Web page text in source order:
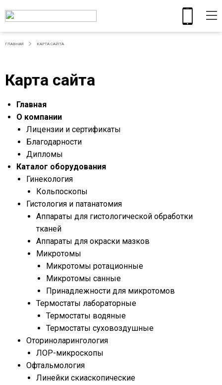
ГЛАВНАЯ КАРТА САЙТА
Карта сайта
Главная
О компании
Лицензии и сертификаты
Благодарности
Дипломы
Каталог оборудования
Гинекология
Кольпоскопы
Гистология и патанатомия
Аппараты для гистологической обработки
тканей
Аппараты для окраски мазков
Микротомы
Микротомы ротационные
Микротомы санные
Принадлежности для микротомов
Термостаты лабораторные
Термостаты водяные
Термостаты суховоздушные
Оториноларингология
ЛОР-микроскопы
Офтальмология
Линейки скиаскопические